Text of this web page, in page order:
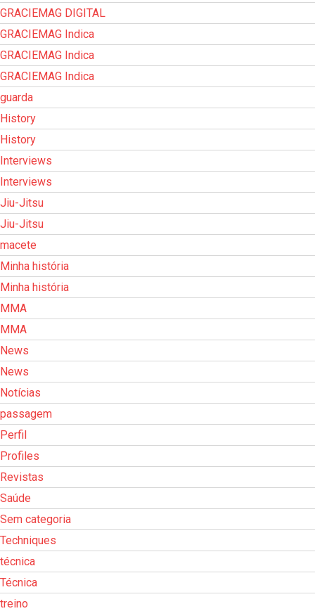
GRACIEMAG DIGITAL
GRACIEMAG Indica
GRACIEMAG Indica
GRACIEMAG Indica
guarda
History
History
Interviews
Interviews
Jiu-Jitsu
Jiu-Jitsu
macete
Minha história
Minha história
MMA
MMA
News
News
Notícias
passagem
Perfil
Profiles
Revistas
Saúde
Sem categoria
Techniques
técnica
Técnica
treino